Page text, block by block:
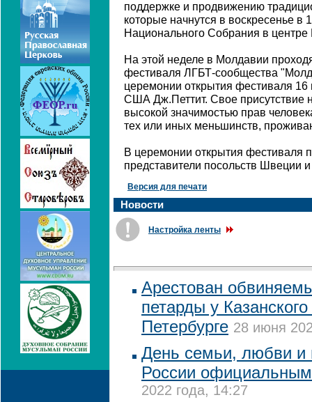
поддержке и продвижению
которые начнутся в воскресенье в
Национального Собрания в
На этой неделе в Молдавии
фестиваля ЛГБТ-сообщества
церемонии открытия фестиваля 16
США Дж.Петтит. Свое присутствие
высокой значимостью прав
тех или иных меньшинств,
В церемонии открытия фестиваля
представители посольств Швеции
Версия для печати
Новости
Настройка ленты
Арестован
петарды у
Петербурге 28 июня
День семьи, любви и
России
2022 года, 14:27